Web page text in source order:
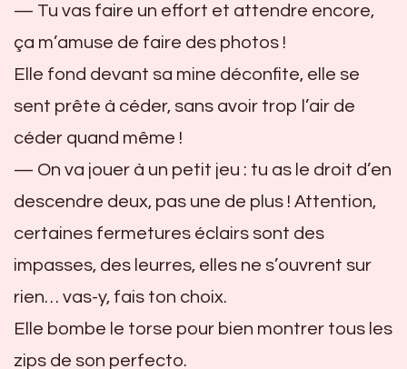
— Tu vas faire un effort et attendre encore,
ça m’amuse de faire des photos !
Elle fond devant sa mine déconfite, elle se
sent prête à céder, sans avoir trop l’air de
céder quand même !
— On va jouer à un petit jeu : tu as le droit d’en
descendre deux, pas une de plus ! Attention,
certaines fermetures éclairs sont des
impasses, des leurres, elles ne s’ouvrent sur
rien… vas-y, fais ton choix.
Elle bombe le torse pour bien montrer tous les
zips de son perfecto.